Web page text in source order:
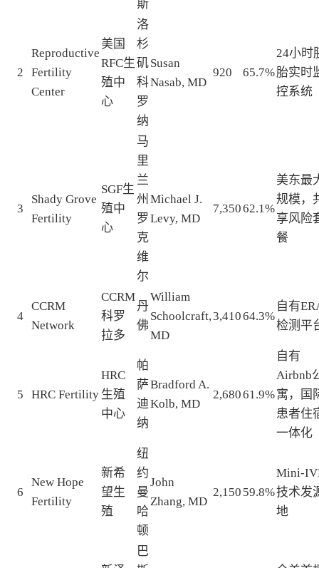
斯
2
Reproductive
Fertility
Center
美国
RFC生
殖中
心
洛
杉
矶
科
罗
纳
Susan
Nasab, MD
920 65.7%
24小时
胎实时
控系统
3
Shady Grove
Fertility
SGF生
殖中
心
马
里
兰
州
罗
克
维
尔
Michael J.
Levy, MD
7,35062.1%
美东最
规模，
享风险
餐
4
CCRM
Network
CCRM
科罗
拉多
丹
佛
William
Schoolcraft,
MD
3,41064.3%
自有
检测平
5 HRC Fertility
HRC
生殖
中心
帕
萨
迪
纳
Bradford A.
Kolb, MD
2,68061.9%
自有
Airbnb
寓，国
患者住
一体化
6
New Hope
Fertility
新希
望生
殖
纽
约
曼
哈
顿
John
Zhang, MD
2,150 59.8%
Mini-
技术发
地
巴